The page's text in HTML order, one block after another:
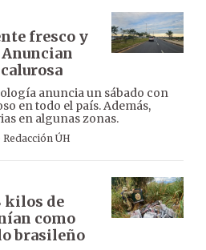
fresco y
anuncia un sábado con
en todo el país. Además,
en algunas zonas.
Redacción ÚH
kilos de
como
brasileño